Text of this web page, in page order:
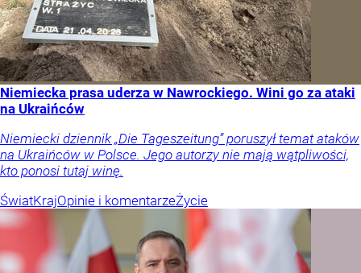
Niemiecka prasa uderza w Nawrockiego. Wini go za ataki
na Ukraińców
Niemiecki dziennik „Die Tageszeitung” poruszył temat ataków
na Ukraińców w Polsce. Jego autorzy nie mają wątpliwości,
kto ponosi tutaj winę.
ŚwiatKrajOpinie i komentarzeŻycie